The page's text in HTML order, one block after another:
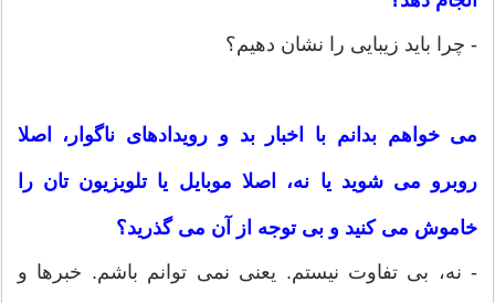
- چرا باید زیبایی را نشان دهیم؟
می خواهم بدانم با اخبار بد و رویدادهای ناگوار، اصلا
روبرو می شوید یا نه، اصلا موبایل یا تلویزیون تان را
خاموش می کنید و بی توجه از آن می گذرید؟
- نه، بی تفاوت نیستم. یعنی نمی توانم باشم. خبرها و